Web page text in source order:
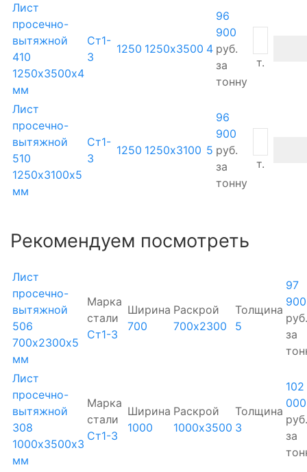
Лист
просечно-
вытяжной
410
1250х3500х4
мм
Ст1-
3
1250 1250х3500 4
96
900
руб.
за
тонну
т.
Лист
просечно-
вытяжной
510
1250х3100х5
мм
Ст1-
3
1250 1250х3100 5
96
900
руб.
за
тонну
т.
Рекомендуем посмотреть
Лист
просечно-
вытяжной
506
700х2300х5
мм
Марка
стали
Ст1-3
Ширина
700
Раскрой
700х2300
Толщина
5
97
900
руб.
за
Лист
просечно-
вытяжной
308
1000х3500х3
мм
Марка
стали
Ст1-3
Ширина
1000
Раскрой
1000х3500
Толщина
3
102
000
руб.
за